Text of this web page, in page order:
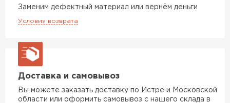
Заменим дефектный материал или вернём деньги
Условия возврата
Доставка и самовывоз
Вы можете заказать доставку по Истре и Московской
области или оформить самовывоз с нашего склада в
ПЕРЕЙТИ
Утеплитель Penoplex